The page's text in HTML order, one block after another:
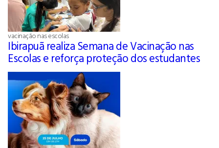
vacinação nas escolas
Ibirapuã realiza Semana de Vacinação nas
Escolas e reforça proteção dos estudantes